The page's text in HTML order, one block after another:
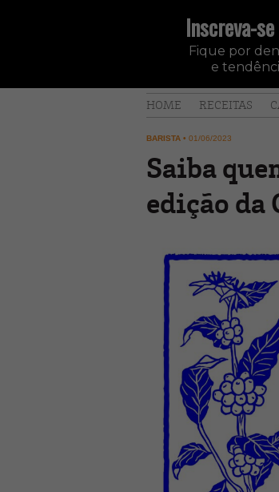
Inscreva-
Fique por
e
HOME RECEITAS
BARISTA • 01/06/2023
Saiba
edição da